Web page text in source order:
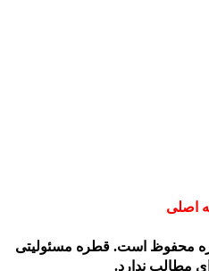
است. قطره مسئولیتی
ندارد.